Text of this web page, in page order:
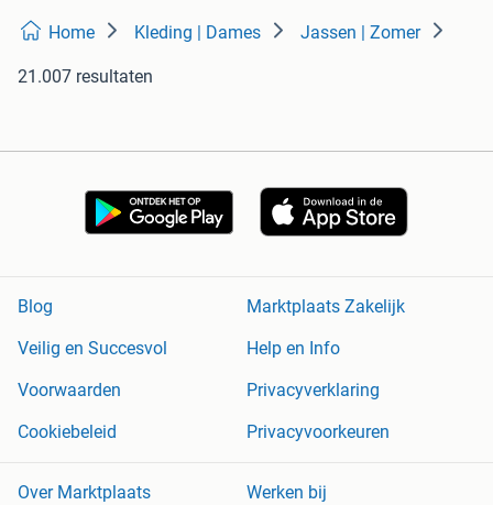
Home Kleding | Dames Jassen | Zomer
21.007 resultaten
Blog
Marktplaats Zakelijk
Veilig en Succesvol
Help en Info
Voorwaarden
Privacyverklaring
Cookiebeleid
Privacyvoorkeuren
Over Marktplaats
Werken bij